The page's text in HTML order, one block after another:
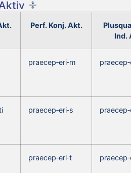
Perf. Konj. Akt.
Ind.
praecep‑eri‑m
praecep‑eri‑s
praecep‑eri‑t